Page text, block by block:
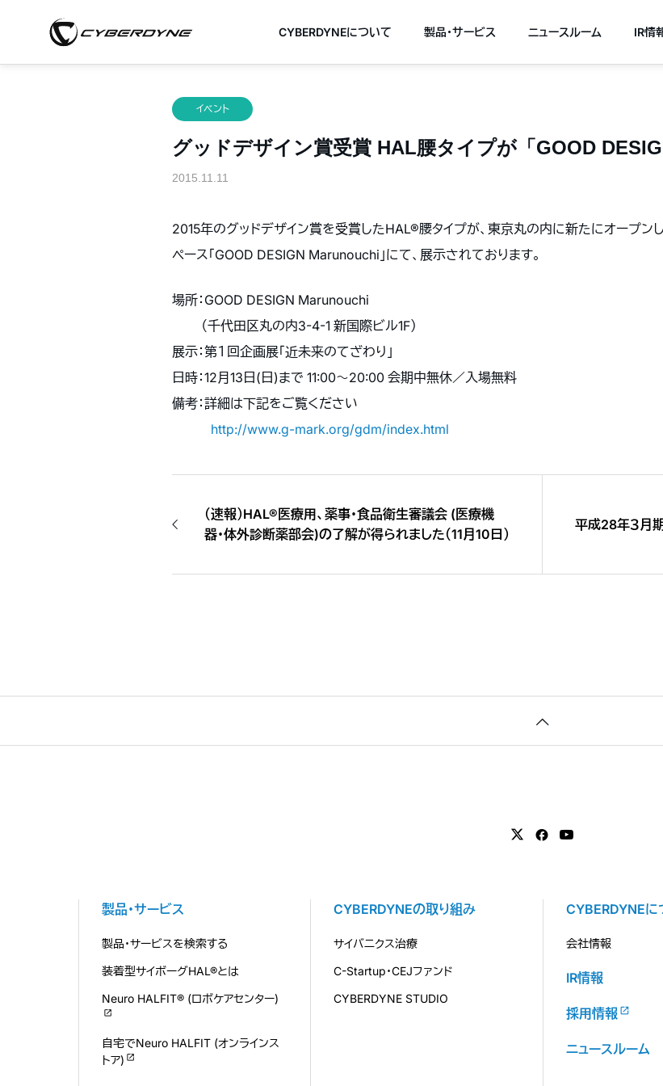
CYBERDYNEについて 製品・サービス ニュースルーム IR情
イベント
グッドデザイン賞受賞 HAL腰タイプが「GOOD
2015.11.11
2015年のグッドデザイン賞を受賞したHAL®腰タイプが、東京丸の内に新たにオープン
ペース「GOOD DESIGN Marunouchi」にて、展示されております。
場所：GOOD DESIGN Marunouchi
（千代田区丸の内3-4-1 新国際ビル1F）
展示：第１回企画展「近未来のてざわり」
日時：12月13日(日)まで 11:00〜20:00 会期中無休／入場無料
備考：詳細は下記をご覧ください
http://www.g-mark.org/gdm/index.html
（速報）HAL®医療用、薬事・食品衛生審議会 (医療機
器・体外診断薬部会)の了解が得られました（11月10日）
平成28年３月
製品・サービス
製品・サービスを検索する
装着型サイボーグHAL®とは
Neuro HALFIT® (ロボケアセンター)
自宅でNeuro HALFIT (オンラインス
トア)
CYBERDYNEの取り組み
サイバニクス治療
C-Startup・CEJファンド
CYBERDYNE STUDIO
CYBERDYNEに
会社情報
IR情報
採用情報
ニュースルーム